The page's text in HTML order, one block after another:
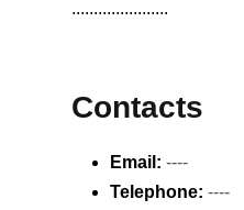
......................
Contacts
Email: ----
Telephone: ----